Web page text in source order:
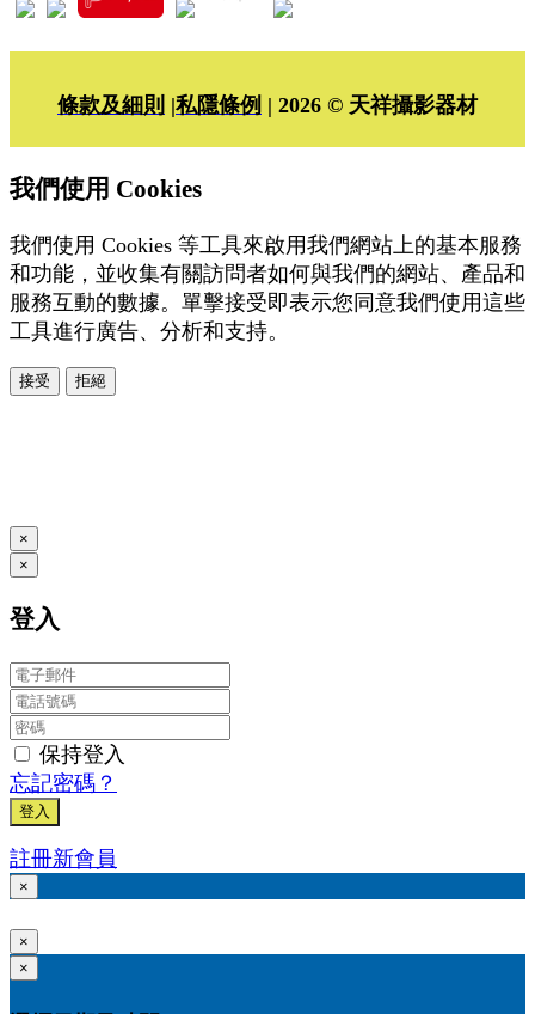
條款及細則 |私隱條例 | 2026 © 天祥攝影器材
我們使用 Cookies
我們使用 Cookies 等工具來啟用我們網站上的基本服務
和功能，並收集有關訪問者如何與我們的網站、產品和
服務互動的數據。單擊接受即表示您同意我們使用這些
工具進行廣告、分析和支持。
接受 拒絕
×
×
登入
保持登入
忘記密碼？
登入
註冊新會員
×
×
×